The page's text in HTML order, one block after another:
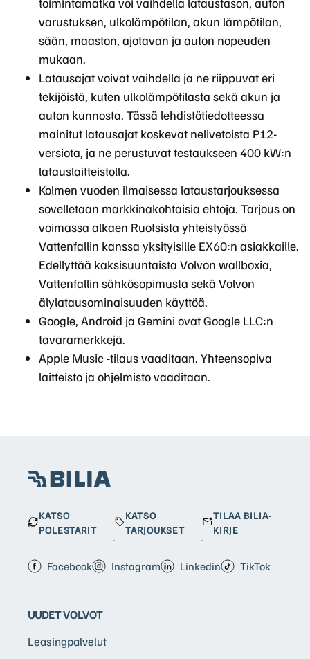
varustuksen, ulkolämpötilan, akun lämpötilan,
sään, maaston, ajotavan ja auton nopeuden
mukaan.
Latausajat voivat vaihdella ja ne riippuvat eri
tekijöistä, kuten ulkolämpötilasta sekä akun ja
auton kunnosta. Tässä lehdistötiedotteessa
mainitut latausajat koskevat nelivetoista P12-
versiota, ja ne perustuvat testaukseen 400 kW:n
latauslaitteistolla.
Kolmen vuoden ilmaisessa lataustarjouksessa
sovelletaan markkinakohtaisia ehtoja. Tarjous on
voimassa alkaen Ruotsista yhteistyössä
Vattenfallin kanssa yksityisille EX60:n asiakkaille.
Edellyttää kaksisuuntaista Volvon wallboxia,
Vattenfallin sähkösopimusta sekä Volvon
älylatausominaisuuden käyttöä.
Google, Android ja Gemini ovat Google LLC:n
tavaramerkkejä.
Apple Music -tilaus vaaditaan. Yhteensopiva
laitteisto ja ohjelmisto vaaditaan.
KATSO
POLESTARIT
KATSO
TARJOUKSET
TILAA BILIA-
KIRJE
Facebook Instagram Linkedin TikTok
UUDET VOLVOT
Leasingpalvelut